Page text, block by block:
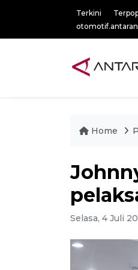
Terkini
Home
Selasa, 4 Juli